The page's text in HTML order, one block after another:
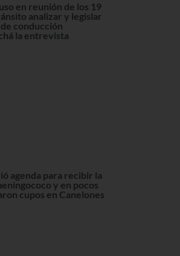
en reunión de los 19
analizar y legislar
conducción
la entrevista
agenda para recibir la
y en pocos
cupos en Canelones